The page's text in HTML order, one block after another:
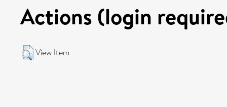
Actions (login
View Item